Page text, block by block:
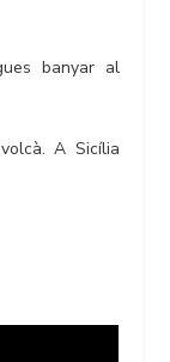
banyar al
A Sicília